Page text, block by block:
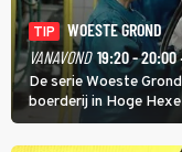
TIP
WOESTE GROND
VANAVOND 19:20 - 20:00
De serie Woeste
boerderij in Hoge
koeien moest sluiten,
ligt. In de serie heerst